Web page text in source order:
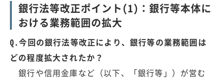
銀行法等改正ポイント(1)：銀行等本体に
おける業務範囲の拡大
Q.今回の銀行法等改正により、銀行等の業務範囲は
どの程度拡大されたか？
銀行や信用金庫など（以下、「銀行等」）が営む